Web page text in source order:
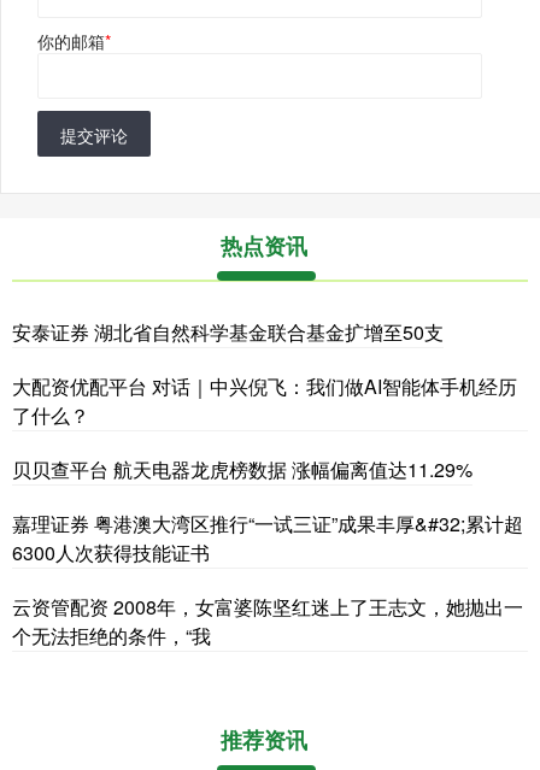
你的邮箱*
提交评论
热点资讯
安泰证券 湖北省自然科学基金联合基金扩增至50支
大配资优配平台 对话｜中兴倪飞：我们做AI智能体手机经历
了什么？
贝贝查平台 航天电器龙虎榜数据 涨幅偏离值达11.29%
嘉理证券 粤港澳大湾区推行“一试三证”成果丰厚&#32;累计超
6300人次获得技能证书
云资管配资 2008年，女富婆陈坚红迷上了王志文，她抛出一
个无法拒绝的条件，“我
推荐资讯